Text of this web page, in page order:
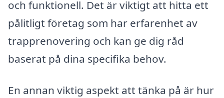
och funktionell. Det är viktigt att hitta ett
pålitligt företag som har erfarenhet av
trapprenovering och kan ge dig råd
baserat på dina specifika behov.
En annan viktig aspekt att tänka på är hur